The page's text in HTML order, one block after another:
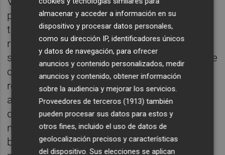
productiva ni las nóminas de los
trabajadores.La plantilla,que acumula
retrasos en los cobros de4 a 7 meses
se encuentra en un paro indefinido hasta que
cobre, ha presentado demandas para
rescindir sus contratos, mientras el
administrador concursal acudió al juzgado
de lo Mercantil de Castelló ante la falta de
noticias de Formen. La magistrada decidió
bloquear de forma cautelar las cuentas del
almacenar y acceder a información en su
dispositivo y procesar datos personales,
como su dirección IP, identificadores únicos
y datos de navegación, para ofrecer
anuncios y contenido personalizados, medir
anuncios y contenido, obtener información
sobre la audiencia y mejorar los servicios.
Proveedores de terceros (1913) también
pueden procesar sus datos para estos y
otros fines, incluido el uso de datos de
geolocalización precisos y características
del dispositivo. Sus elecciones se aplican